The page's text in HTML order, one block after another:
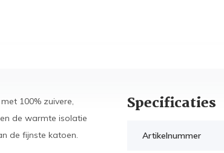
100% zuivere,
de warmte isolatie
de fijnste katoen.
Specificaties
Artikelnummer